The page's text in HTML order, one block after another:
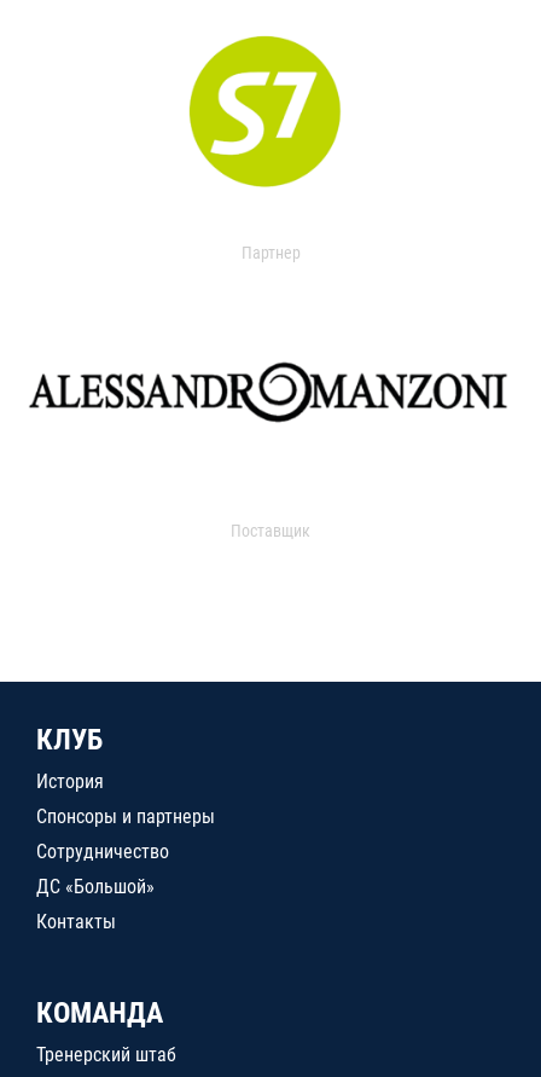
Партнер
Поставщик
КЛУБ
История
Спонсоры и партнеры
Сотрудничество
ДС «Большой»
Контакты
КОМАНДА
Тренерский штаб